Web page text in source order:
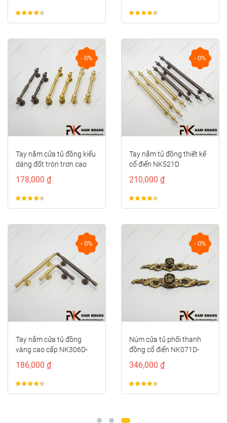
- 0%
Tay nắm cửa tủ đồng kiểu
dáng đốt tròn trơn cao
cấp NK414D-CF
178,000 ₫
- 0%
Tay nắm cửa tủ đồng
vàng cao cấp NK306D-
DVM
186,000 ₫
- 0%
Tay nắm tủ đồng thiết kế
cổ điển NK521D
210,000 ₫
- 0%
Núm cửa tủ phối thanh
đồng cổ điển NK071D-
BCF
346,000 ₫